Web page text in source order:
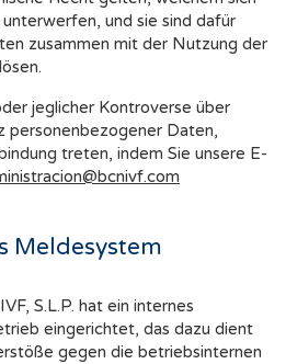
und sie sind dafür
zusammen mit der Nutzung der
jeglicher Kontroverse über
personenbezogener Daten,
treten, indem Sie unsere E-
Meldesystem
S.L.P. hat ein internes
eingerichtet, das dazu dient
gegen die betriebsinternen